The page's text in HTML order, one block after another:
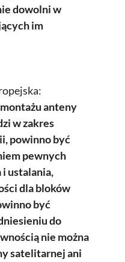
dowolni w
im
anteny
w zakres
powinno być
pewnych
ustalania,
dla bloków
być
do
nie można
satelitarnej ani